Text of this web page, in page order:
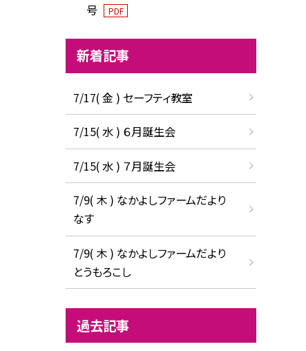
号
PDF
新着記事
7/17( 金 ) セーフティ教室
7/15( 水 ) ６月誕生会
7/15( 水 ) ７月誕生会
7/9( 木 ) なかよしファームだより
なす
7/9( 木 ) なかよしファームだより
とうもろこし
過去記事